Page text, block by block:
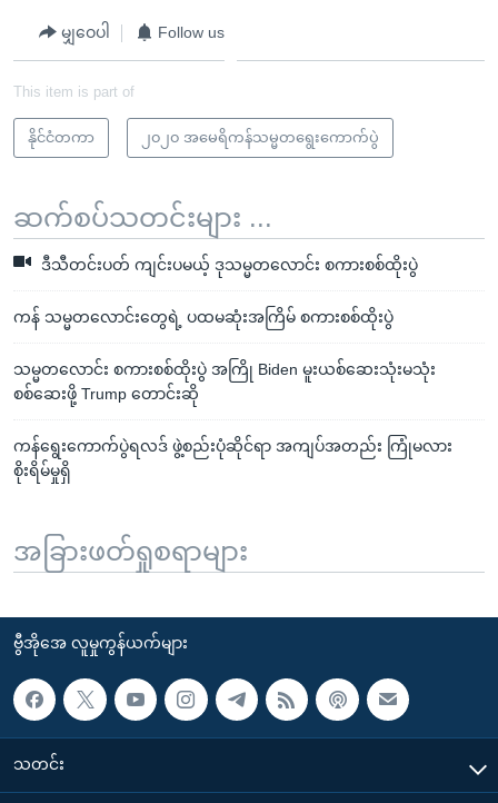
မျှဝေပါ Follow us
This item is part of
နိုင်ငံတကာ ၂၀၂၀ အမေရိကန်သမ္မတရွေးကောက်ပွဲ
ဆက်စပ်သတင်းများ ...
ဒီသီတင်းပတ် ကျင်းပမယ့် ဒုသမ္မတလောင်း စကားစစ်ထိုးပွဲ
ကန် သမ္မတလောင်းတွေရဲ့ ပထမဆုံးအကြိမ် စကားစစ်ထိုးပွဲ
သမ္မတလောင်း စကားစစ်ထိုးပွဲ အကြို Biden မူးယစ်ဆေးသုံးမသုံး
စစ်ဆေးဖို့ Trump တောင်းဆို
ကန်ရွေးကောက်ပွဲရလဒ် ဖွဲ့စည်းပုံဆိုင်ရာ အကျပ်အတည်း ကြုံမလား
စိုးရိမ်မှုရှိ
အခြားဖတ်ရှုစရာများ
ဗွီအိုအေ လူမှုကွန်ယက်များ
သတင်း